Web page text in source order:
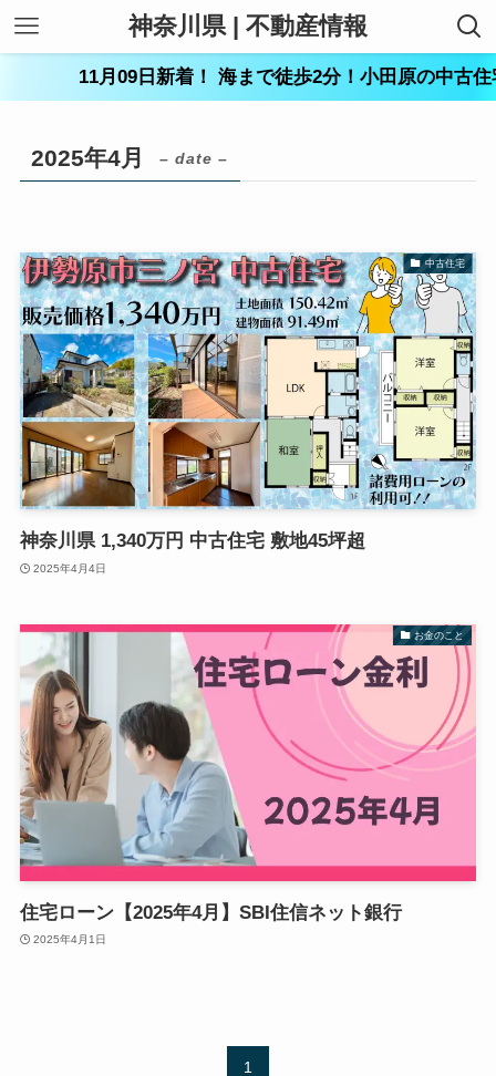
神奈川県 | 不動産情報
11月09日新着！ 海まで徒歩2分！小田原の中古住宅
2025年4月 – date –
中古住宅
神奈川県 1,340万円 中古住宅 敷地45坪超
2025年4月4日
お金のこと
住宅ローン【2025年4月】SBI住信ネット銀行
2025年4月1日
1